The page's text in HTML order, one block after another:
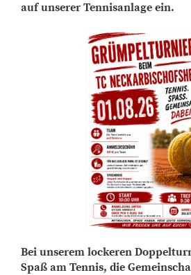
auf unserer Tennisanlage ein.
Bei unserem lockeren
Spaß am Tennis, die